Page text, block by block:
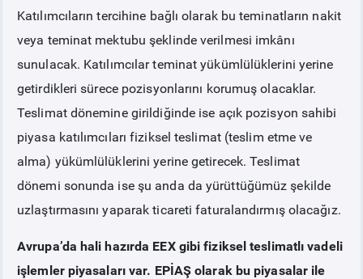
Katılımcıların tercihine bağlı olarak bu teminatların nakit
veya teminat mektubu şeklinde verilmesi imkânı
sunulacak. Katılımcılar teminat yükümlülüklerini yerine
getirdikleri sürece pozisyonlarını korumuş olacaklar.
Teslimat dönemine girildiğinde ise açık pozisyon sahibi
piyasa katılımcıları fiziksel teslimat (teslim etme ve
alma) yükümlülüklerini yerine getirecek. Teslimat
dönemi sonunda ise şu anda da yürüttüğümüz şekilde
uzlaştırmasını yaparak ticareti faturalandırmış olacağız.
Avrupa’da hali hazırda EEX gibi fiziksel teslimatlı vadeli
işlemler piyasaları var. EPİAŞ olarak bu piyasalar ile